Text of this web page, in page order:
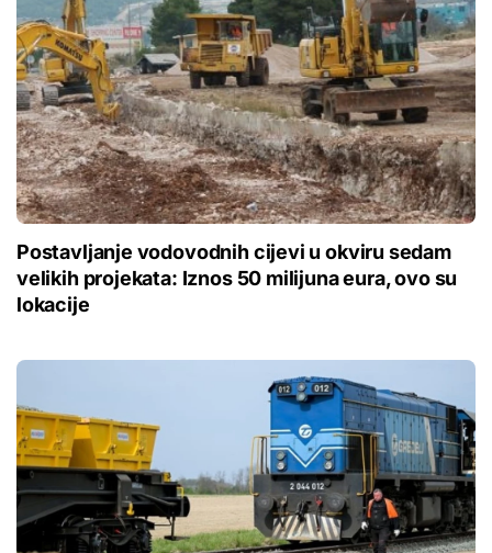
Postavljanje vodovodnih cijevi u okviru sedam
velikih projekata: Iznos 50 milijuna eura, ovo su
lokacije